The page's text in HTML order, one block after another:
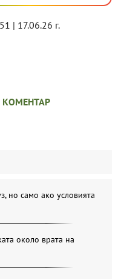
| 17.06.26 г.
но само ако условията
около врата на